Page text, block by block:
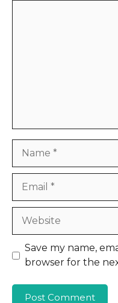
Website
Save my name,
browser for the